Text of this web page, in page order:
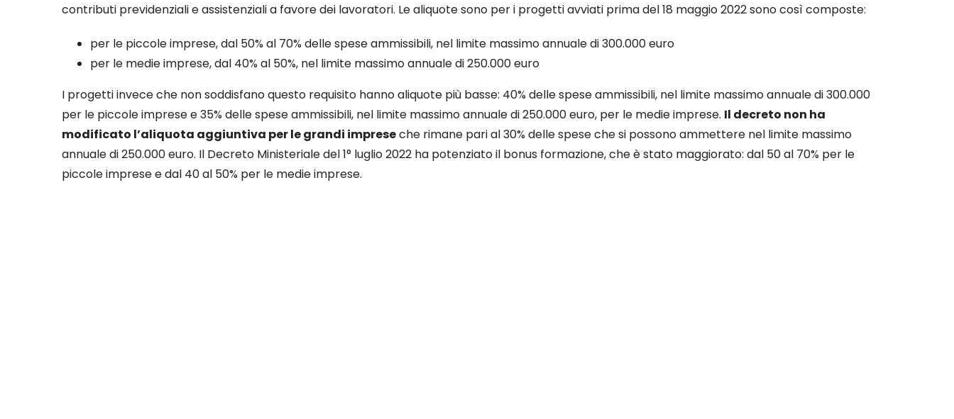
contributi previdenziali e assistenziali a favore dei lavoratori. Le aliquote sono per i progetti avviati prima del 18 maggio 2022 sono così composte:
per le piccole imprese, dal 50% al 70% delle spese ammissibili, nel limite massimo annuale di 300.000 euro
per le medie imprese, dal 40% al 50%, nel limite massimo annuale di 250.000 euro
I progetti invece che non soddisfano questo requisito hanno aliquote più basse: 40% delle spese ammissibili, nel limite massimo annuale di 300.000
per le piccole imprese e 35% delle spese ammissibili, nel limite massimo annuale di 250.000 euro, per le medie imprese. Il decreto non ha
modificato l’aliquota aggiuntiva per le grandi impreseche rimane pari al 30% delle spese che si possono ammettere nel limite massimo
annuale di 250.000 euro. Il Decreto Ministeriale del 1° luglio 2022 ha potenziato il bonus formazione, che è stato maggiorato: dal 50 al 70% per le
piccole imprese e dal 40 al 50% per le medie imprese.